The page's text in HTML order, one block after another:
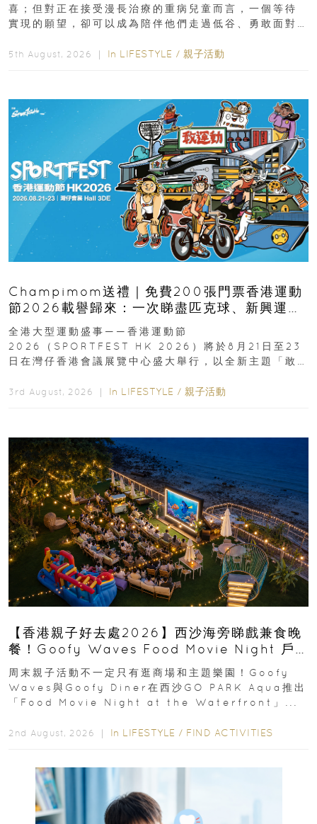
喜；但對正在接受漫長治療的重病兒童而言，一個等待
實現的願望，卻可以成為陪伴他們走過低谷、勇敢面對
5th August, 2026 ｜ In LIFESTYLE / 親子活動
Champimom送禮｜免費200張門票香港運動
節2026載譽歸來：一次睇盡匹克球、新興運
動、街舞比賽＋逾百運動品牌展覽
全港大型運動盛事——香港運動節
2026（SPORTFEST HK 2026）將於8月21日至23
日在灣仔香港會議展覽中心盛大舉行，以全新主題「敢
3rd August, 2026 ｜ In LIFESTYLE / 親子活動
【香港親子好去處2026】西沙海旁睇戲兼食晚
餐！Goofy Waves Food Movie Night 戶
外影院逢週末登場
周末親子活動不一定只有逛商場和主題樂園！Goofy
Waves與Goofy Diner在西沙GO PARK Aqua推出
「Food Movie Night at the Waterfront」...
2nd August, 2026 ｜ In LIFESTYLE / FIND ACTIVITIES